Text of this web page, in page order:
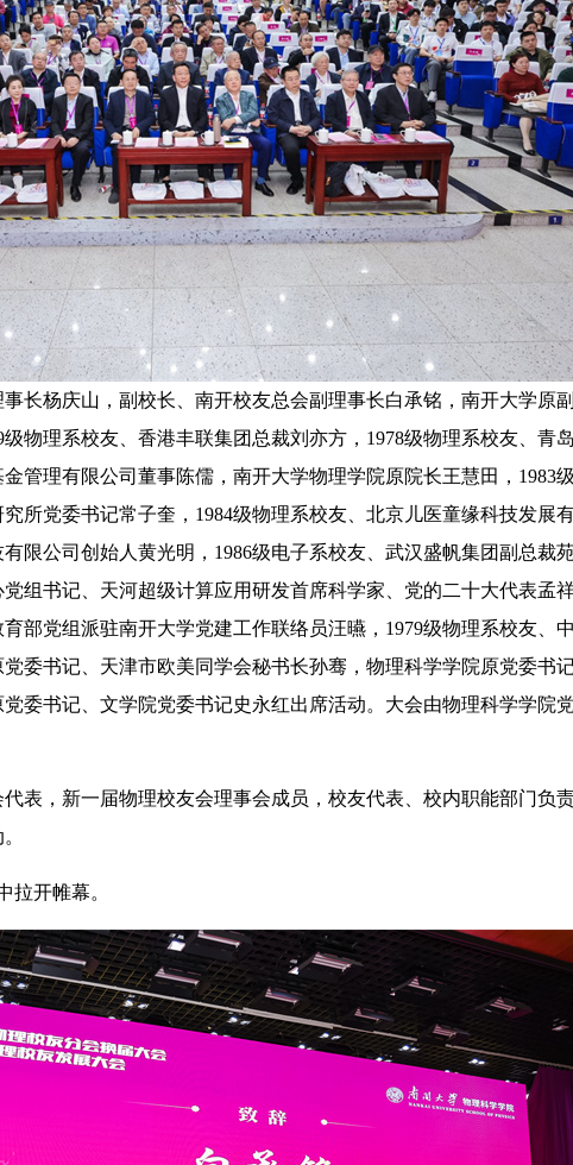
杨庆山，副校长、南开校友总会副理事长白承铭，南开大学原
物理系校友、香港丰联集团总裁刘亦方，1978级物理系校友、青
管理有限公司董事陈儒，南开大学物理学院原院长王慧田，1983
所党委书记常子奎，1984级物理系校友、北京儿医童缘科技发展
限公司创始人黄光明，1986级电子系校友、武汉盛帆集团副总裁
组书记、天河超级计算应用研发首席科学家、党的二十大代表孟
部党组派驻南开大学党建工作联络员汪曣，1979级物理系校友、
委书记、天津市欧美同学会秘书长孙骞，物理科学学院原党委书
委书记、文学院党委书记史永红出席活动。大会由物理科学学院
，新一届物理校友会理事会成员，校友代表、校内职能部门负
开帷幕。